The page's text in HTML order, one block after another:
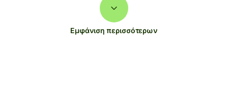
Εμφάνιση περισσότερων